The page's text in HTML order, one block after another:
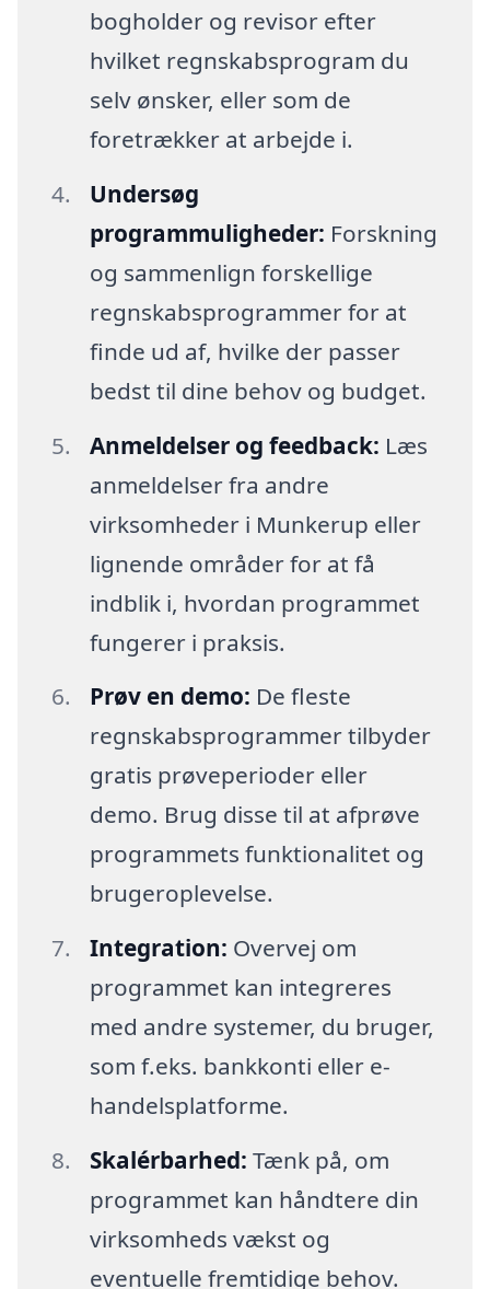
bogholder og revisor efter
hvilket regnskabsprogram du
selv ønsker, eller som de
foretrækker at arbejde i.
Undersøg
programmuligheder: Forskning
og sammenlign forskellige
regnskabsprogrammer for at
finde ud af, hvilke der passer
bedst til dine behov og budget.
Anmeldelser og feedback: Læs
anmeldelser fra andre
virksomheder i Munkerup eller
lignende områder for at få
indblik i, hvordan programmet
fungerer i praksis.
Prøv en demo: De fleste
regnskabsprogrammer tilbyder
gratis prøveperioder eller
demo. Brug disse til at afprøve
programmets funktionalitet og
brugeroplevelse.
Integration: Overvej om
programmet kan integreres
med andre systemer, du bruger,
som f.eks. bankkonti eller e-
handelsplatforme.
Skalérbarhed: Tænk på, om
programmet kan håndtere din
virksomheds vækst og
eventuelle fremtidige behov.